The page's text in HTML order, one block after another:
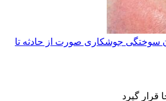
سوختگی جوشکاری صورت از حادثه تا
قرار گیرد